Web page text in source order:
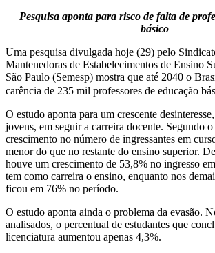
Pesquisa aponta para risco de falta de
básico
Uma pesquisa divulgada hoje (29) pelo
Mantenedoras de Estabelecimentos de Ensino
São Paulo (Semesp) mostra que até 2040 o
carência de 235 mil professores de educação
O estudo aponta para um crescente
jovens, em seguir a carreira docente. Segundo
crescimento no número de ingressantes em
menor do que no restante do ensino superior.
houve um crescimento de 53,8% no ingresso
tem como carreira o ensino, enquanto nos
ficou em 76% no período.
O estudo aponta ainda o problema da evasão.
analisados, o percentual de estudantes que
licenciatura aumentou apenas 4,3%.